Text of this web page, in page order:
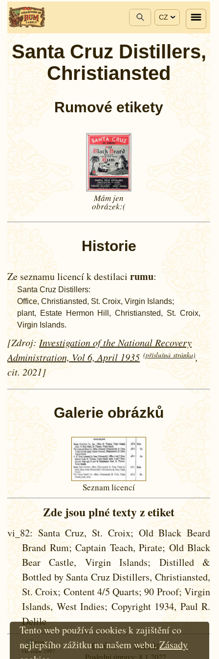
CZ
Santa Cruz Distillers,
Christiansted
Rumové etikety
Mám jen
obrázek:(
Historie
Ze seznamu licencí k destilaci rumu:
Santa Cruz Distillers:
Office, Christiansted, St. Croix, Virgin Islands;
plant, Estate Hermon Hill, Christiansted, St. Croix,
Virgin Islands.
[Zdroj: Investigation of the National Recovery
Administration, Vol 6, April 1935 (příslušná stránka),
cit. 2021]
Galerie obrázků
Seznam licencí
Zde jsou plné texty z etiket
vi_82: Santa Cruz, St. Croix; Old Black Beard
Brand Rum; Captain Teach, Pirate; Old Black
Bear Castle, Virgin Islands; Distilled &
Bottled by Santa Cruz Distillers, Christiansted,
St. Croix; Content 4/5 Quarts; 90 Proof; Virgin
Islands, West Indies; Copyright 1934, Paul R.
Delile
Od roku 1997
Cookies
Kontakt
Tento web používá cookies k zajištění co
nejlepšího zážitku na našem webu.Zásady